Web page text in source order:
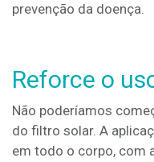
prevenção da doença.
Reforce o
Não poderíamos
do filtro solar. A
em todo o corpo, com